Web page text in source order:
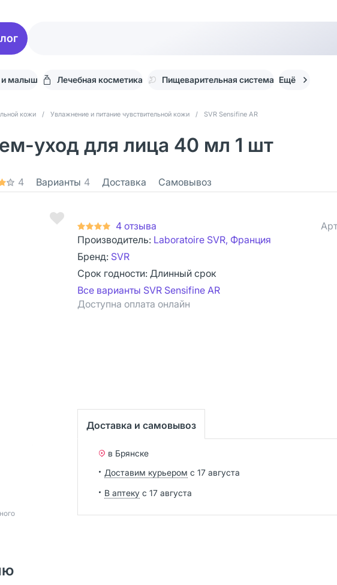
малыш Лечебная косметика Пищеварительная система Ещё
кожи / Увлажнение и питание чувствительной кожи / SVR Sensifine AR
уход для лица 40 мл 1 шт
4 Варианты 4 Доставка Самовывоз
4 отзыва
Производитель: Laboratoire SVR, Франция
Бренд: SVR
Срок годности: Длинный срок
Все варианты SVR Sensifine AR
Доступна оплата онлайн
Доставка и самовывоз
в Брянске
Доставим курьером с 17 августа
В аптеку с 17 августа